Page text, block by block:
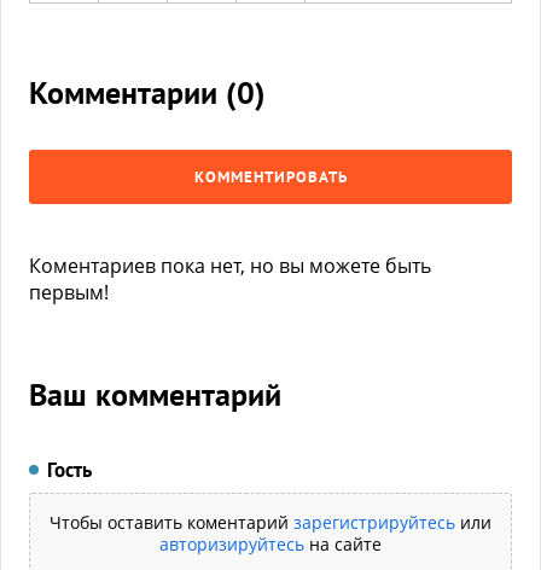
Комментарии (0)
КОММЕНТИРОВАТЬ
Коментариев пока нет, но вы можете быть
первым!
Ваш комментарий
Гость
Чтобы оставить коментарий зарегистрируйтесь или
авторизируйтесь на сайте